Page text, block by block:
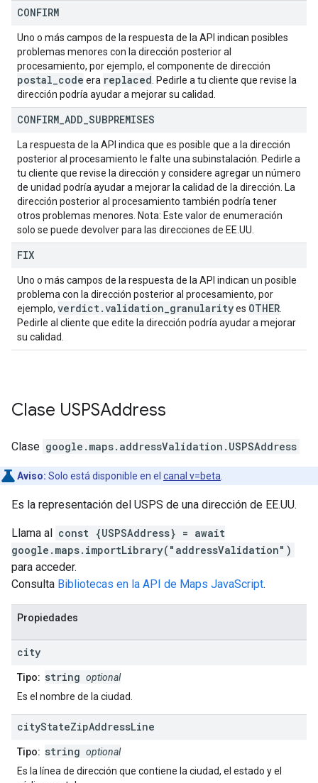
CONFIRM
Uno o más campos de la respuesta de la API indican posibles
problemas menores con la dirección posterior al
procesamiento, por ejemplo, el componente de dirección
postal code era replaced . Pedirle a tu cliente que revise la
dirección podría ayudar a mejorar su calidad.
CONFIRM ADD SUBPREMISES
La respuesta de la API indica que es posible que a la dirección
posterior al procesamiento le falte una subinstalación. Pedirle a
tu cliente que revise la dirección y considere agregar un número
de unidad podría ayudar a mejorar la calidad de la dirección. La
dirección posterior al procesamiento también podría tener
otros problemas menores. Nota: Este valor de enumeración
solo se puede devolver para las direcciones de EE.UU.
FIX
Uno o más campos de la respuesta de la API indican un posible
problema con la dirección posterior al procesamiento, por
ejemplo, verdict.validation granularityes OTHER
Pedirle al cliente que edite la dirección podría ayudar a mejorar
su calidad.
Clase USPSAddress
Clase google.maps.addressValidation . USPSAddress
Aviso: Solo está disponible en el canal v=beta
Es la representación del USPS de una dirección de EE.UU.
Llama al const {USPSAddress} = await
google.maps.importLibrary("addressValidation")
para acceder.
Consulta Bibliotecas en la API de Maps JavaScript.
Propiedades
city
Tipo: string optional
Es el nombre de la ciudad.
cityStateZipAddressLine
Tipo: string optional
Es la línea de dirección que contiene la ciudad, el estado y el